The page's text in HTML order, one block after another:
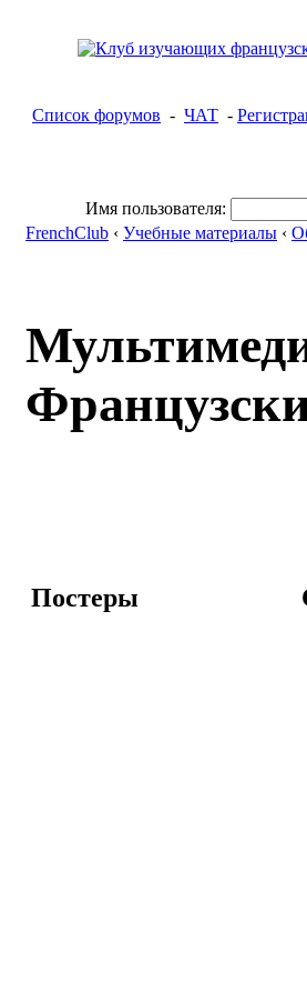
Список форумов - ЧАТ -
Имя пользователя:
FrenchClub ‹ Учебные материалы ‹
Постеры